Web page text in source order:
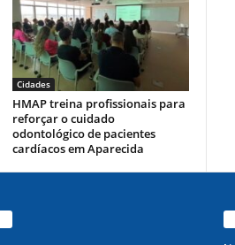
Cidades
HMAP treina profissionais para
reforçar o cuidado
odontológico de pacientes
cardíacos em Aparecida